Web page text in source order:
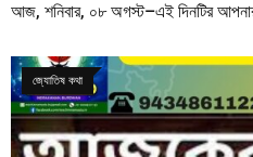
আজ, শনিবার, ০৮ অগস্ট–এই দিনটির
জ্যোতিষ কথা